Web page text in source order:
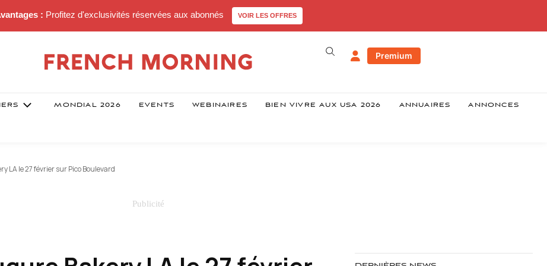
: Profitez d'exclusivités réservées aux abonnés VOIR LES OFFRES
Premium
MONDIAL 2026 EVENTS WEBINAIRES BIEN VIVRE AUX USA 2026 ANNUAIRES ANNONCES
LA le 27 février sur Pico Boulevard